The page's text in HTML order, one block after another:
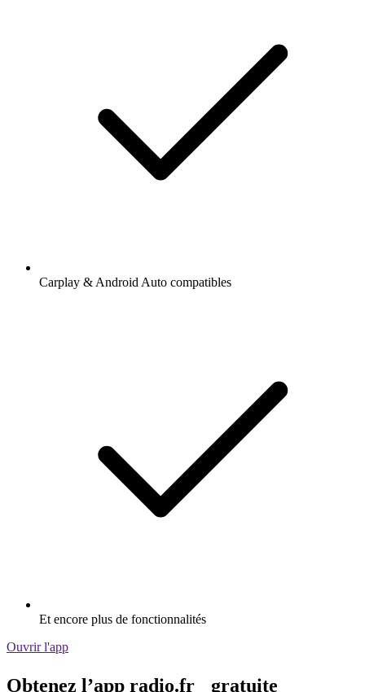
Carplay & Android Auto compatibles
Et encore plus de fonctionnalités
Ouvrir l'app
Obtenez l’app radio.fr gratuite